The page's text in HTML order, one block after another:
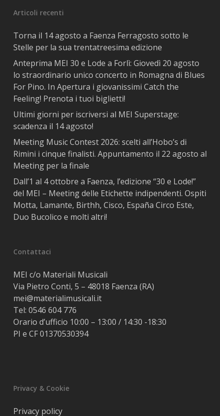
Articoli recenti
Torna il 14 agosto a Faenza Ferragosto sotto le
Stelle per la sua trentatreesima edizione
Anteprima MEI 30 e Lode a Forlì: Giovedì 20 agosto
lo straordinario unico concerto in Romagna di Blues
For Pino. In Apertura i giovanissimi Catch the
Feeling! Prenota i tuoi biglietti!
Ultimi giorni per iscriversi al MEI Superstage:
scadenza il 14 agosto!
Meeting Music Contest 2026: scelti all’Hobo’s di
Rimini i cinque finalisti. Appuntamento il 22 agosto al
Meeting per la finale
Dall’1 al 4 ottobre a Faenza, l’edizione “30 e Lode!”
del MEI – Meeting delle Etichette indipendenti. Ospiti
Motta, Lamante, Birthh, Cisco, España Circo Este,
Duo Bucolico e molti altri!
Contattaci
MEI c/o Materiali Musicali
Via Pietro Conti, 5 – 48018 Faenza (RA)
mei@materialimusicali.it
Tel: 0546 604 776
Orario d’ufficio 10:00 – 13:00 / 14:30 -18:30
PI e CF 01370530394
Privacy & Cookie
Privacy policy